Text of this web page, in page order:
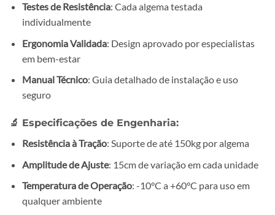
Testes de Resistência: Cada algema testada
individualmente
Ergonomia Validada: Design aprovado por especialistas
em bem-estar
Manual Técnico: Guia detalhado de instalação e uso
seguro
🔬 Especificações de Engenharia:
Resistência à Tração: Suporte de até 150kg por algema
Amplitude de Ajuste: 15cm de variação em cada unidade
Temperatura de Operação: -10°C a +60°C para uso em
qualquer ambiente